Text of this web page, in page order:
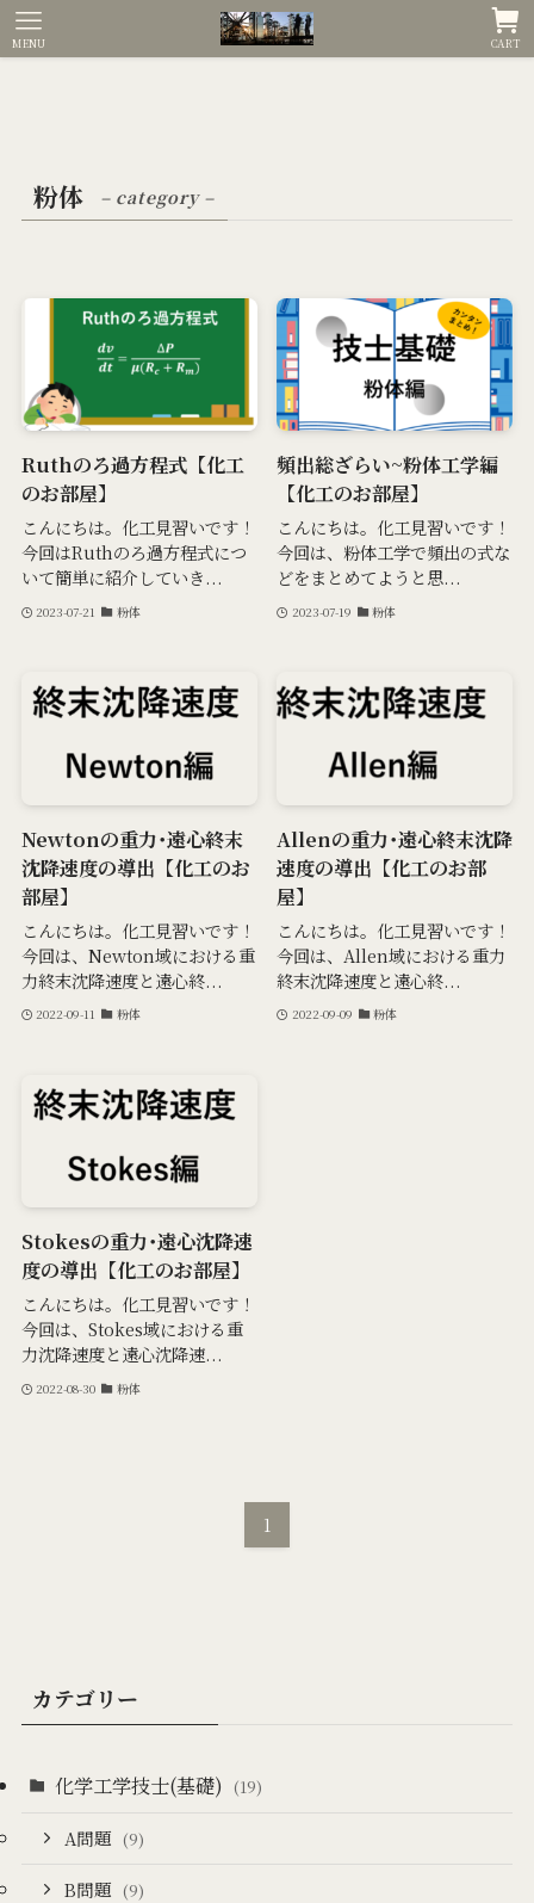
CART
MENU
粉体 – category –
Ruthのろ過方程式【化工
のお部屋】
こんにちは。化工見習いです！
今回はRuthのろ過方程式につ
いて簡単に紹介していき...
2023-07-21 粉体
頻出総ざらい~粉体工学編
【化工のお部屋】
こんにちは。化工見習いです！
今回は、粉体工学で頻出の式な
どをまとめてようと思...
2023-07-19 粉体
Newtonの重力･遠心終末
沈降速度の導出【化工のお
部屋】
こんにちは。化工見習いです！
今回は、Newton域における重
力終末沈降速度と遠心終...
2022-09-11 粉体
Allenの重力･遠心終末沈降
速度の導出【化工のお部
屋】
こんにちは。化工見習いです！
今回は、Allen域における重力
終末沈降速度と遠心終...
2022-09-09 粉体
Stokesの重力･遠心沈降速
度の導出【化工のお部屋】
こんにちは。化工見習いです！
今回は、Stokes域における重
力沈降速度と遠心沈降速...
2022-08-30 粉体
1
カテゴリー
化学工学技士(基礎) (19)
A問題 (9)
B問題 (9)